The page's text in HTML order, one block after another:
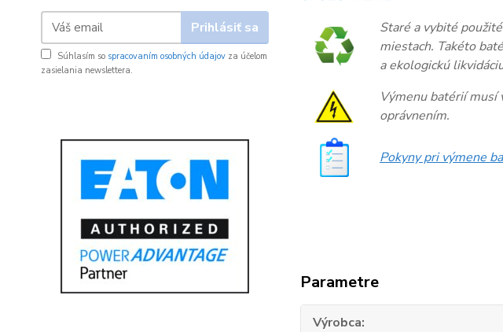
Prihlásiť sa
Súhlasím so spracovaním osobných údajov za účelom
zasielania newslettera.
Staré a vybité
miestach. Takéto
a ekologickú
Výmenu batérií musí
oprávnením.
Pokyny pri výmene
Parametre
Výrobca